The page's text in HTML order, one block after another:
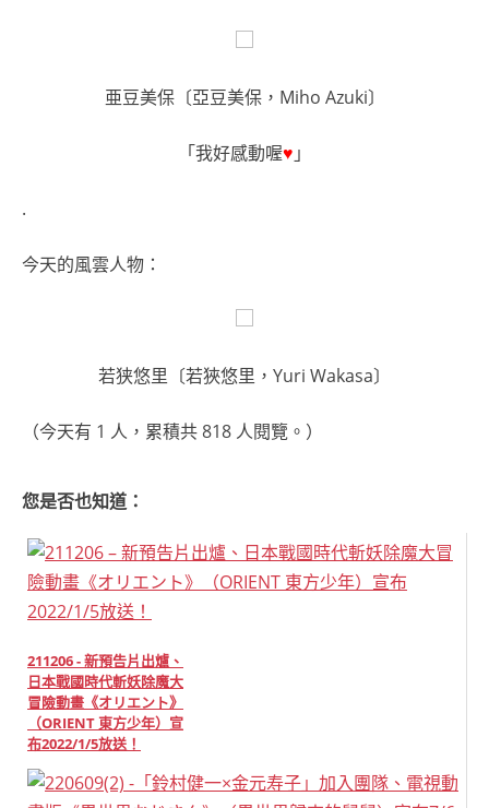
亜豆美保〔亞豆美保，Miho Azuki〕
「我好感動喔♥ 」
.
今天的風雲人物：
若狭悠里〔若狹悠里，Yuri Wakasa〕
（今天有 1 人，累積共 818 人閱覽。）
您是否也知道：
211206 - 新預告片出爐、
日本戰國時代斬妖除魔大
冒險動畫《オリエント》
（ORIENT 東方少年）宣
布2022/1/5放送！